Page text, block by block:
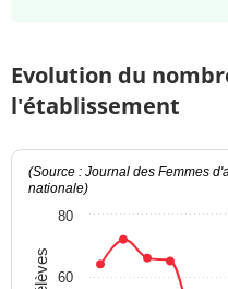
Evolution du
l'établissement
(Source : Journal des Femmes
nationale)
60
80